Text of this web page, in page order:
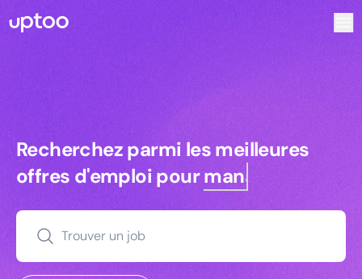
Recherchez parmi les meilleures
Recherchez parmi les meilleures
offres d'emploi pourmanagers
Trouver un job